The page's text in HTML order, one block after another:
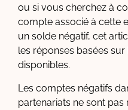
ou si vous cherchez à
compte associé à cette
un solde négatif, cet
les réponses basées
disponibles.
Les comptes négatifs
partenariats ne sont